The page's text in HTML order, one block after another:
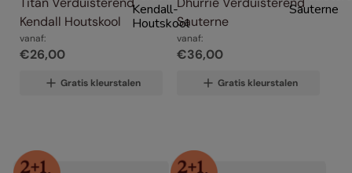
Kendall Houtskool
vanaf:
€26,00
Gratis kleurstalen
Sauterne
vanaf:
€36,00
Gratis kleurstalen